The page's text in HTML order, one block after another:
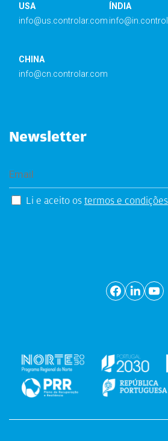
USA
info@us.controlar.com
ÍNDIA
CHINA
info@cn.controlar.com
Newsletter
Li e aceito os termos e condições